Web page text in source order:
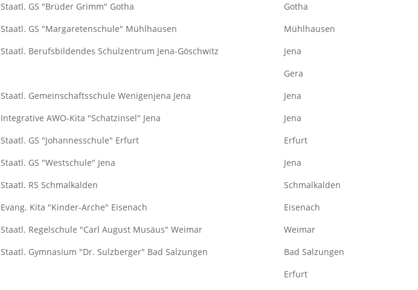
Staatl. GS "Brüder Grimm" Gotha
Gotha
Staatl. GS "Margaretenschule" Mühlhausen
Mühlhausen
Staatl. Berufsbildendes Schulzentrum Jena-Göschwitz
Jena
Gera
Staatl. Gemeinschaftsschule Wenigenjena Jena
Jena
Integrative AWO-Kita "Schatzinsel" Jena
Jena
Staatl. GS "Johannesschule" Erfurt
Erfurt
Staatl. GS "Westschule" Jena
Jena
Staatl. RS Schmalkalden
Schmalkalden
Evang. Kita "Kinder-Arche" Eisenach
Eisenach
Staatl. Regelschule "Carl August Musäus" Weimar
Weimar
Staatl. Gymnasium "Dr. Sulzberger" Bad Salzungen
Bad Salzungen
Erfurt